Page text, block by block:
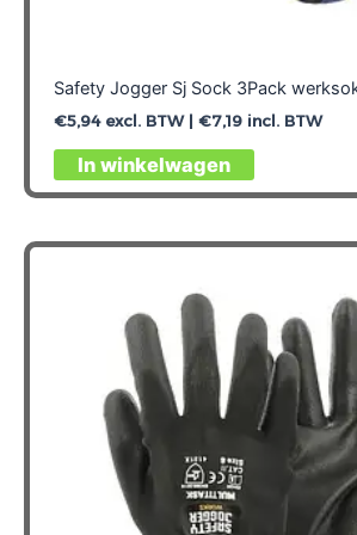
Safety Jogger Sj Sock 3Pack
€5,94excl. BTW | €7,19incl. BTW
In winkelwagen